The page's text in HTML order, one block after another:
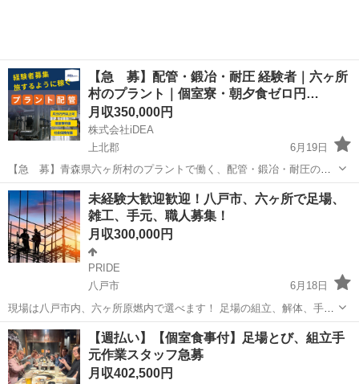
【急 募】配管・鍛冶・耐圧 経験者｜六ヶ所
村のプラント｜個室寮・朝夕食ゼロ円…
月収350,000円
株式会社iDEA
上北郡
6月19日
【急 募】青森県六ヶ所村のプラントで働く、配管・鍛冶・耐圧の経
験者を募集しています。 大規模な現場で仕事量も安定。これまでの経
験・資格をしっかり活かせるポジションです。 勤務地は、青森県上北
郡六ヶ所村（日本原燃 再処理...
青森 上北郡 その他 社会保険
未経験大歓迎歓迎！八戸市、六ヶ所で足場、
雑工、手元、職人募集！
月収300,000円
PRIDE
八戸市
6月18日
現場は八戸市内、六ヶ所原燃内で選べます！ 足場の組立、解体、手元
電工 雑工作業員 などなど、職種も選べます。 経験者、未経験歓迎！
学歴不問 履歴書不要 若手活躍中 経験、能力、資格等で給料の相談乗
ります！ 昇給あり！...
青森 八戸市 鳶職 未経験
【週払い】【個室食事付】足場とび、組立手
元作業スタッフ急募
月収402,500円